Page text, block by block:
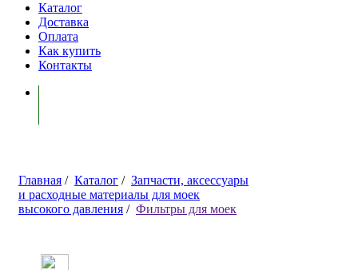
Каталог
Доставка
Оплата
Как купить
Контакты
Главная / Каталог / Запчасти, аксессуары
и расходные материалы для моек
высокого давления / Фильтры для моек